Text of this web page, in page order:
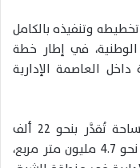
وتنفيذه بالكامل
الوطنية، في إطار خطة
داخل العاصمة الإدارية
تُقدَّر بنحو
22 ألف
4.7 مليون متر مربع
،